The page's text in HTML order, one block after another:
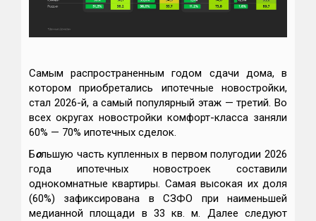
Самым распространенным годом сдачи дома, в
котором приобретались ипотечные новостройки,
стал 2026-й, а самый популярный этаж — третий. Во
всех округах новостройки комфорт-класса заняли
60% — 70% ипотечных сделок.
Большую часть купленных в первом полугодии 2026
года ипотечных новостроек составили
однокомнатные квартиры. Самая высокая их доля
(60%) зафиксирована в СЗФО при наименьшей
медианной площади в 33 кв. м. Далее следуют